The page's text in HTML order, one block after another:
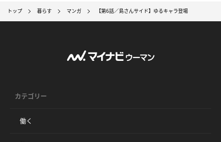
トップ 暮らす マンガ 【第6話／島さんサイド】ゆるキャラ登場
カテゴリー
働く